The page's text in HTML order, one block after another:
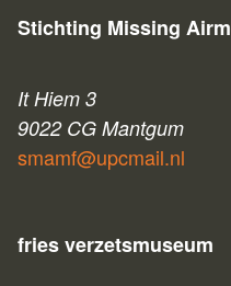
Stichting Missing
It Hiem 3
9022 CG Mantgum
smamf@upcmail.nl
fries verzetsmuseum